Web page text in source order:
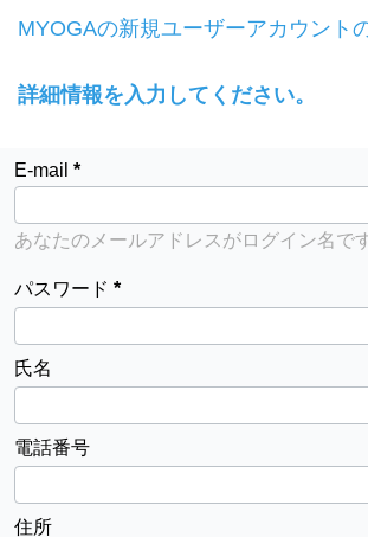
MYOGAの新規ユーザーアカウント
詳細情報を入力してください。
E-mail
あなたのメールアドレスがログイン名です
パスワード
氏名
電話番号
住所